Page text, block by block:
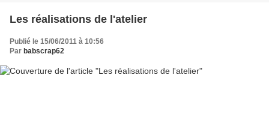
Les réalisations de l'atelier
Publié le 15/06/2011 à 10:56
Par babscrap62